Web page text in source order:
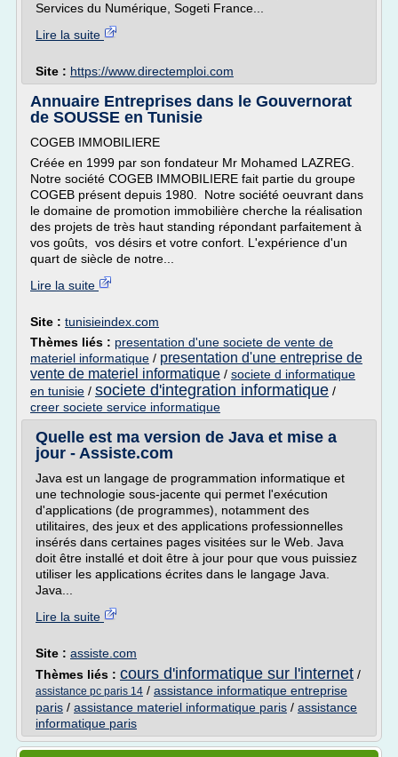
Services du Numérique, Sogeti France...
Lire la suite
Site : https://www.directemploi.com
Annuaire Entreprises dans le Gouvernorat
de SOUSSE en Tunisie
COGEB IMMOBILIERE
Créée en 1999 par son fondateur Mr Mohamed LAZREG.
Notre société COGEB IMMOBILIERE fait partie du groupe
COGEB présent depuis 1980. Notre société oeuvrant dans
le domaine de promotion immobilière cherche la réalisation
des projets de très haut standing répondant parfaitement à
vos goûts, vos désirs et votre confort. L'expérience d'un
quart de siècle de notre...
Lire la suite
Site : tunisieindex.com
Thèmes liés : presentation d'une societe de vente de
materiel informatique / presentation d'une entreprise de
vente de materiel informatique / societe d informatique
en tunisie / societe d'integration informatique /
creer societe service informatique
Quelle est ma version de Java et mise a
jour - Assiste.com
Java est un langage de programmation informatique et
une technologie sous-jacente qui permet l'exécution
d'applications (de programmes), notamment des
utilitaires, des jeux et des applications professionnelles
insérés dans certaines pages visitées sur le Web. Java
doit être installé et doit être à jour pour que vous puissiez
utiliser les applications écrites dans le langage Java.
Java...
Lire la suite
Site : assiste.com
Thèmes liés : cours d'informatique sur l'internet /
assistance pc paris 14 / assistance informatique entreprise
paris / assistance materiel informatique paris / assistance
informatique paris